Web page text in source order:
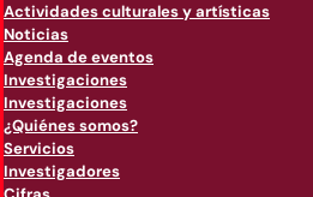
Actividades culturales y artísticas
Noticias
Agenda de eventos
Investigaciones
Investigaciones
¿Quiénes somos?
Servicios
Investigadores